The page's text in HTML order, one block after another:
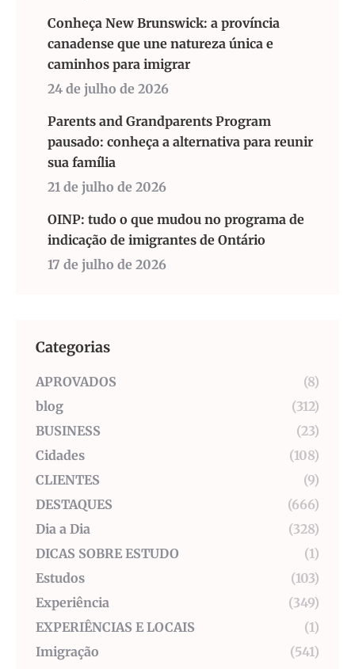
Conheça New Brunswick: a província
canadense que une natureza única e
caminhos para imigrar
24 de julho de 2026
Parents and Grandparents Program
pausado: conheça a alternativa para reunir
sua família
21 de julho de 2026
OINP: tudo o que mudou no programa de
indicação de imigrantes de Ontário
17 de julho de 2026
Categorias
APROVADOS
(8)
blog
(312)
BUSINESS
(23)
Cidades
(108)
CLIENTES
(9)
DESTAQUES
(666)
Dia a Dia
(328)
DICAS SOBRE ESTUDO
(1)
Estudos
(103)
Experiência
(349)
EXPERIÊNCIAS E LOCAIS
(1)
Imigração
(541)